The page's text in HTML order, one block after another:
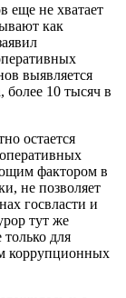
еще не хватает
как
выявляется
более 10 тысяч в
остается
фактором в
не позволяет
госвласти и
тут же
только для
коррупционных